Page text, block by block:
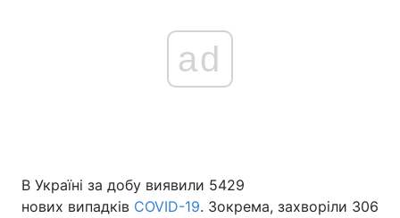
ad
В Україні за добу виявили 5429
нових випадків COVID-19. Зокрема, захворіли 306